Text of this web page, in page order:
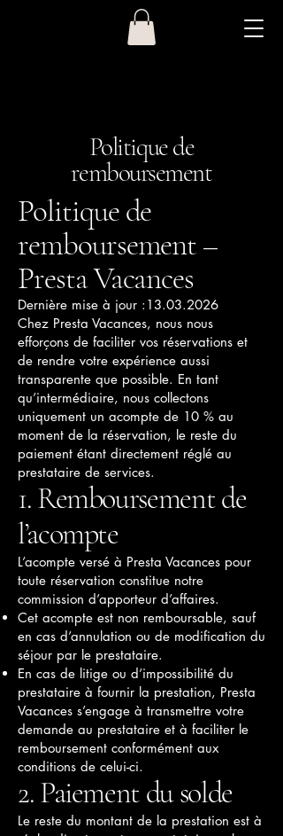
Politique de
remboursement
Politique de
remboursement –
Presta Vacances
Dernière mise à jour : 13.03.2026
Chez Presta Vacances, nous nous
efforçons de faciliter vos réservations et
de rendre votre expérience aussi
transparente que possible. En tant
qu’intermédiaire, nous collectons
uniquement un acompte de 10 % au
moment de la réservation, le reste du
paiement étant directement réglé au
prestataire de services.
1. Remboursement de
l’acompte
L’acompte versé à Presta Vacances pour
toute réservation constitue notre
commission d’apporteur d’affaires.
Cet acompte est non remboursable, sauf
en cas d’annulation ou de modification du
séjour par le prestataire.
En cas de litige ou d’impossibilité du
prestataire à fournir la prestation, Presta
Vacances s’engage à transmettre votre
demande au prestataire et à faciliter le
remboursement conformément aux
conditions de celui-ci.
2. Paiement du solde
Le reste du montant de la prestation est à